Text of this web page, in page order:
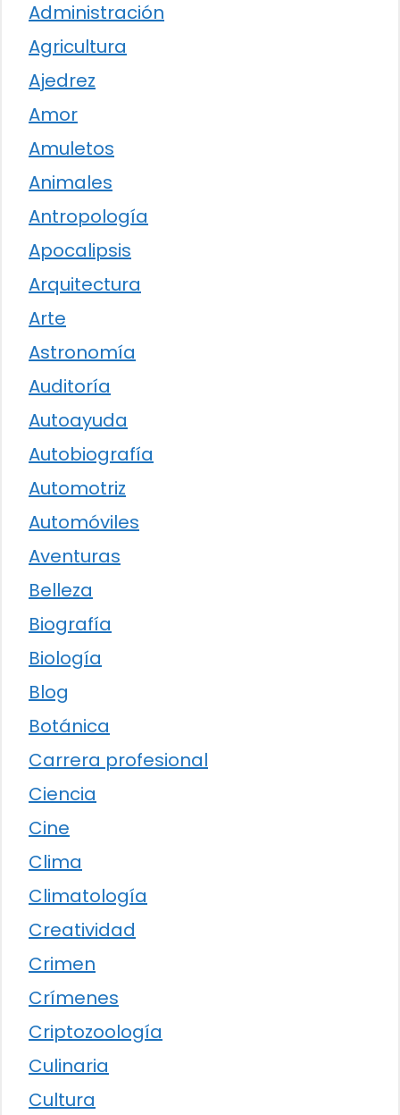
Administración
Agricultura
Ajedrez
Amor
Amuletos
Animales
Antropología
Apocalipsis
Arquitectura
Arte
Astronomía
Auditoría
Autoayuda
Autobiografía
Automotriz
Automóviles
Aventuras
Belleza
Biografía
Biología
Blog
Botánica
Carrera profesional
Ciencia
Cine
Clima
Climatología
Creatividad
Crimen
Crímenes
Criptozoología
Culinaria
Cultura